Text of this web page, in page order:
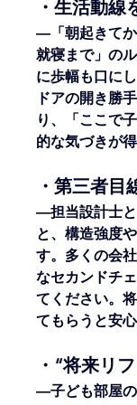
・生活動線
―「朝起きて
就寝まで」の
に歩幅も口に
ドアの開き勝
り、「ここで
的な気づきが得
・第三者目
―担当設計士と
と、構造強度
す。多くの会
なセカンドチ
てください。
てもらうと安心
・“将来リ
―子ども部屋